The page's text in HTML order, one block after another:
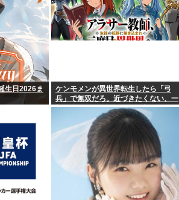
生日2026ま
ケンモメンが異世界転生したら「弓
兵」で無双だろ。近づきたくない、一
撃ごとにモンスター殺せば超早い。